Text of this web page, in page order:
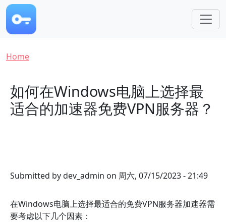
Skip to main content
Breadcrumb
Home
如何在Windows电脑上选择最
适合的加速器免费VPN服务器？
Submitted bydev_admin on 周六, 07/15/2023 - 21:49
在Windows电脑上选择最适合的免费VPN服务器加速器需
要考虑以下几个因素：